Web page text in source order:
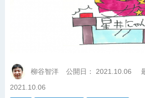
柳谷智洋 公開日： 2021.10.06
2021.10.06